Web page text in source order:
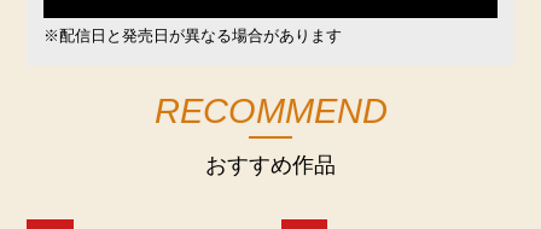
※配信日と発売日が異なる場合があります
RECOMMEND
おすすめ作品